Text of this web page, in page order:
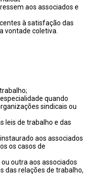
aos associados e
à satisfação das
vontade coletiva.
quando
sindicais ou
leis de trabalho e das
aos associados
os casos de
outra aos associados
das relações de trabalho,